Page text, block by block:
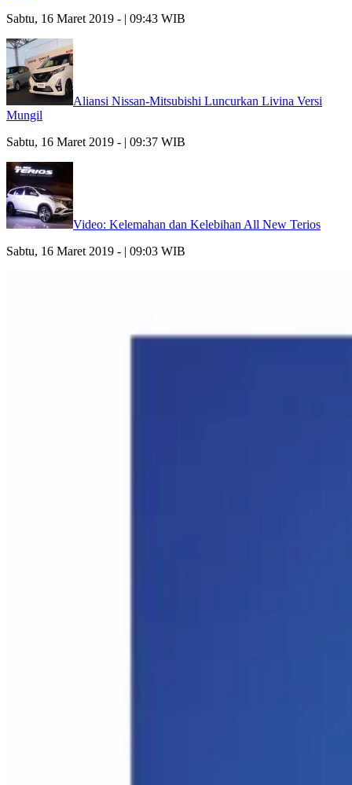
Sabtu, 16 Maret 2019 - | 09:43 WIB
Aliansi Nissan-Mitsubishi Luncurkan Livina Versi
Mungil
Sabtu, 16 Maret 2019 - | 09:37 WIB
Video: Kelemahan dan Kelebihan All New Terios
Sabtu, 16 Maret 2019 - | 09:03 WIB